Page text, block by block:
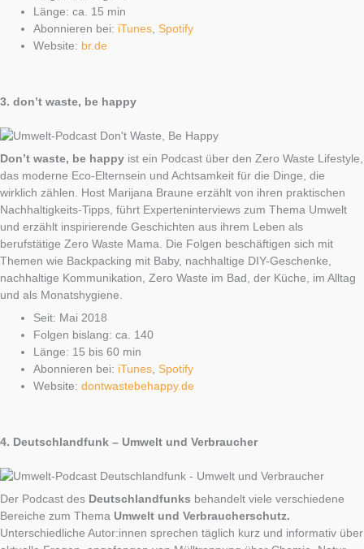
Länge: ca. 15 min
Abonnieren bei: iTunes, Spotify
Website: br.de
3. don’t waste, be happy
Don’t waste, be happy ist ein Podcast über den Zero Waste Lifestyle,
das moderne Eco-Elternsein und Achtsamkeit für die Dinge, die
wirklich zählen. Host Marijana Braune erzählt von ihren praktischen
Nachhaltigkeits-Tipps, führt Experteninterviews zum Thema Umwelt
und erzählt inspirierende Geschichten aus ihrem Leben als
berufstätige Zero Waste Mama. Die Folgen beschäftigen sich mit
Themen wie Backpacking mit Baby, nachhaltige DIY-Geschenke,
nachhaltige Kommunikation, Zero Waste im Bad, der Küche, im Alltag
und als Monatshygiene.
Seit: Mai 2018
Folgen bislang: ca. 140
Länge: 15 bis 60 min
Abonnieren bei: iTunes Spotify
Website:dontwastebehappy.de
4. Deutschlandfunk – Umwelt und Verbraucher
Der Podcast des Deutschlandfunks behandelt viele verschiedene
Bereiche zum Thema Umwelt und Verbraucherschutz.
Unterschiedliche Autor:innen sprechen täglich kurz und informativ über